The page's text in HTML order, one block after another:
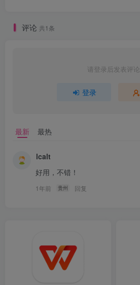
评论 共1条
请登录后发表评论
登录
最新 最热
lcalt
好用，不错！
1年前 贵州 回复